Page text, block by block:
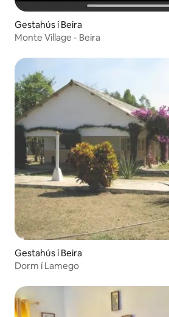
Gestahús í Beira
Monte Village - Beira
Gestahús í Beira
Dorm í Lamego